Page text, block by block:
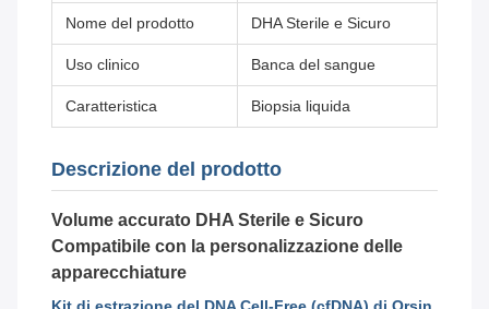
Nome del prodotto DHA Sterile e Sicuro
Uso clinico Banca del sangue
Caratteristica Biopsia liquida
Descrizione del prodotto
Volume accurato DHA Sterile e Sicuro
Compatibile con la personalizzazione delle
apparecchiature